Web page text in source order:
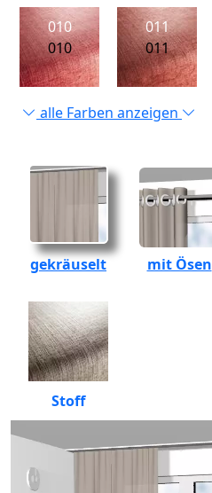
010
010
011
011
alle Farben anzeigen
gekräuselt mit Ösen
Stoff